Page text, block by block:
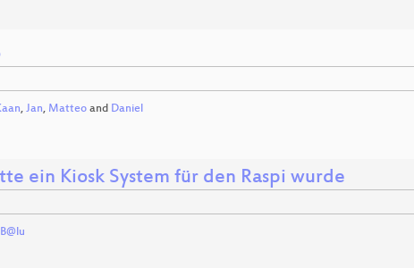
, Jan, Matteo and Daniel
ein Kiosk System für den Raspi wurde
B@lu